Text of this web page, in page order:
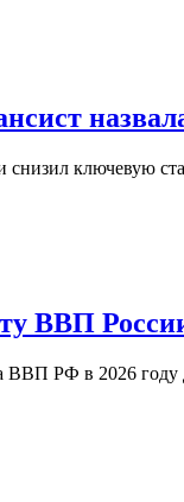
снизил ключевую
ВВП
ВВП РФ в 2026 году